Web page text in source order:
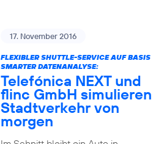
17. November 2016
FLEXIBLER SHUTTLE-SERVICE AUF BASIS
SMARTER DATENANALYSE:
Telefónica NEXT und
flinc GmbH simulieren
Stadtverkehr von
morgen